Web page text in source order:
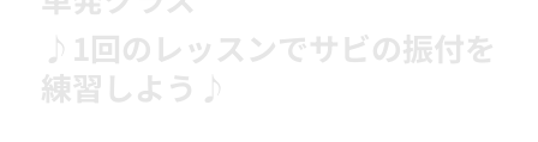
♪1回のレッスンでサビの振付を
練習しよう♪